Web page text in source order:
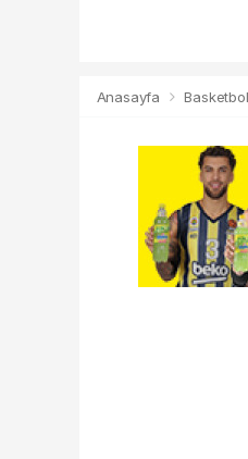
Anasayfa Basketbol